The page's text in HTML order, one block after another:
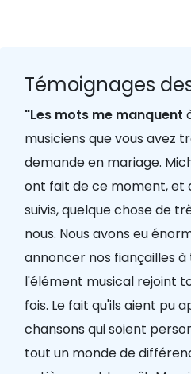
Témoignages
"Les mots me manquent
musiciens que vous avez
demande en mariage.
ont fait de ce moment, et
suivis, quelque chose de
nous. Nous avons eu
annoncer nos fiançailles à
l'élément musical rejoint
fois. Le fait qu'ils aient pu
chansons qui soient
tout un monde de